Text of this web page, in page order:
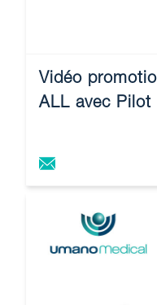
Vidéo
ALL avec Pilot